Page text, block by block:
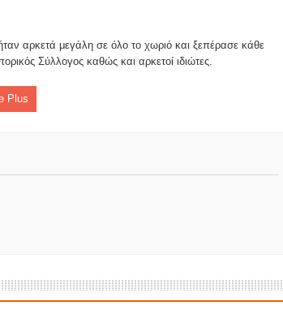
στους τομείς της περιβαλλοντικής
αλλαγής
«ΛΕΙΤΟΥΡΓΙΑ ΒΙΟΚΑ ΧΥΤΑ
αρκετά μεγάλη σε όλο το χωριό και ξεπέρασε κάθε
Σύλλογος καθώς και αρκετοί ιδιώτες.
Plus